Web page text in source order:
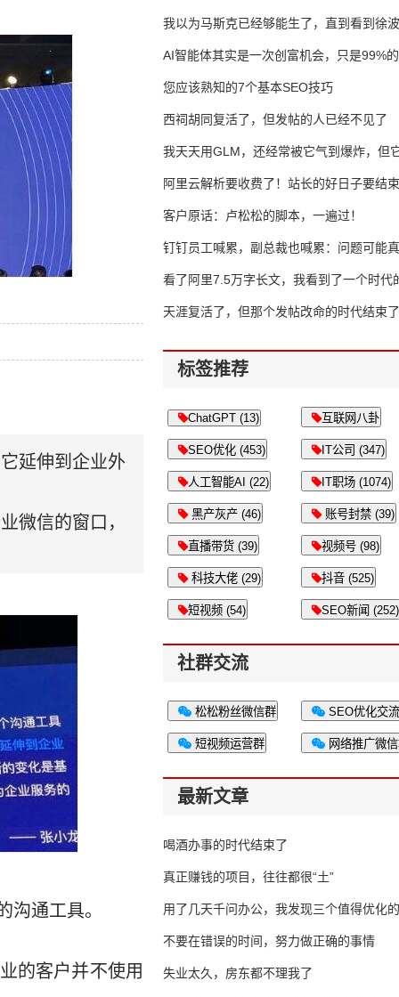
延伸到企业外
微信的窗口，
通工具。
的客户并不使用
我以为马斯克已经够能生了，直到看到
AI智能体其实是一次创富机会，只是99%
错过了
您应该熟知的7个基本SEO技巧
西祠胡同复活了，但发帖的人已经不见了
我天天用GLM，还经常被它气到爆炸，但
16万亿
阿里云解析要收费了！站长的好日子要结
客户原话：卢松松的脚本，一遍过！
钉钉员工喊累，副总裁也喊累：问题可能
了
看了阿里7.5万字长文，我看到了一个时代
天涯复活了，但那个发帖改命的时代结束了
标签推荐
ChatGPT (13) 互联网八卦
SEO优化 (453) IT公司 (347)
人工智能AI (22) IT职场 (1074)
黑产灰产 (46) 账号封禁 (39)
直播带货 (39) 视频号 (98)
科技大佬 (29) 抖音 (525)
短视频 (54) SEO新闻 (252)
社群交流
松松粉丝微信群 SEO优化交
短视频运营群 网络推广微
最新文章
喝酒办事的时代结束了
真正赚钱的项目，往往都很“土”
用了几天千问办公，我发现三个值得优化
不要在错误的时间，努力做正确的事情
失业太久，房东都不理我了